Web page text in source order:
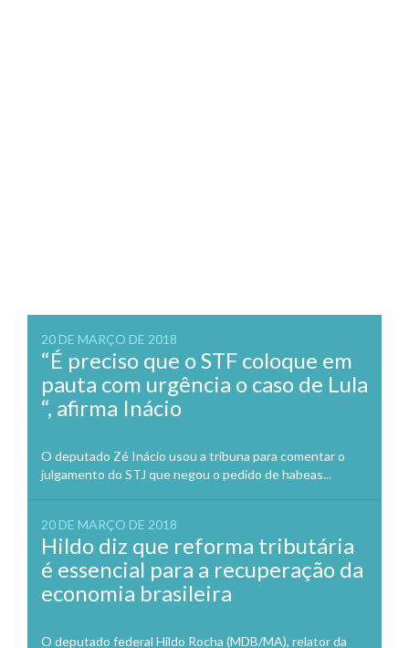
20 DE MARÇO DE 2018
“É preciso que o STF coloque em
pauta com urgência o caso de Lula
“, afirma Inácio
O deputado Zé Inácio usou a tribuna para comentar o
julgamento do STJ que negou o pedido de habeas...
20 DE MARÇO DE 2018
Hildo diz que reforma tributária
é essencial para a recuperação da
economia brasileira
O deputado federal Hildo Rocha (MDB/MA), relator da